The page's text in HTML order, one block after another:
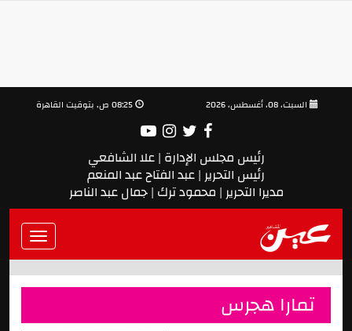
رئيس مجلس الإدارة | علا الشافعي
رئيس التحرير | عبد الفتاح عبد المنعم
مديرا التحرير | محمود ترك | جمال عبد الناصر
Toggle
تمارا هجرس